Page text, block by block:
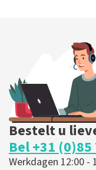
Bestelt u
Bel +31 (0)85
Werkdagen 12:00 -